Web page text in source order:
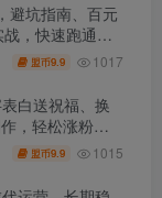
避坑指南、百元
，快速跑通首
盟币9.9 1017
白送祝福、换
，轻松涨粉
盟币9.9 1015